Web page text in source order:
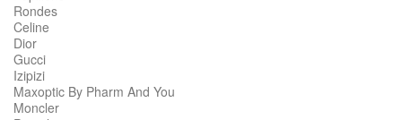
Rondes
Celine
Dior
Gucci
Izipizi
Maxoptic By Pharm And You
Moncler